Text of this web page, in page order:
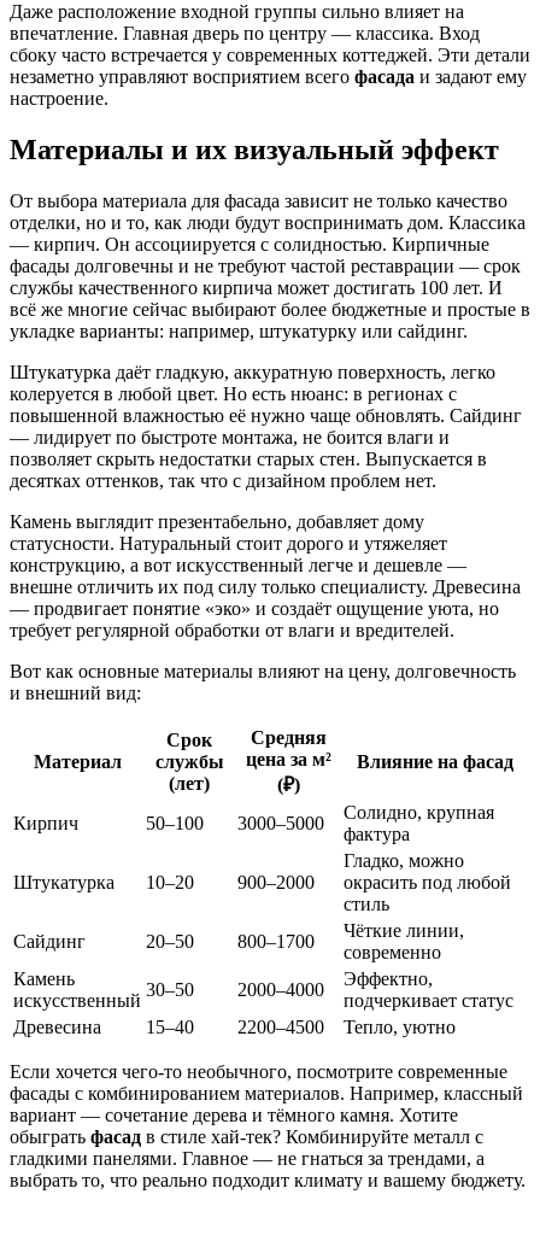
Даже расположение входной группы сильно влияет на
впечатление. Главная дверь по центру — классика. Вход
сбоку часто встречается у современных коттеджей. Эти детали
незаметно управляют восприятием всего фасада и задают ему
настроение.
Материалы и их визуальный эффект
От выбора материала для фасада зависит не только качество
отделки, но и то, как люди будут воспринимать дом. Классика
— кирпич. Он ассоциируется с солидностью. Кирпичные
фасады долговечны и не требуют частой реставрации — срок
службы качественного кирпича может достигать 100 лет. И
всё же многие сейчас выбирают более бюджетные и простые в
укладке варианты: например, штукатурку или сайдинг.
Штукатурка даёт гладкую, аккуратную поверхность, легко
колеруется в любой цвет. Но есть нюанс: в регионах с
повышенной влажностью её нужно чаще обновлять. Сайдинг
— лидирует по быстроте монтажа, не боится влаги и
позволяет скрыть недостатки старых стен. Выпускается в
десятках оттенков, так что с дизайном проблем нет.
Камень выглядит презентабельно, добавляет дому
статусности. Натуральный стоит дорого и утяжеляет
конструкцию, а вот искусственный легче и дешевле —
внешне отличить их под силу только специалисту. Древесина
— продвигает понятие «эко» и создаёт ощущение уюта, но
требует регулярной обработки от влаги и вредителей.
Вот как основные материалы влияют на цену, долговечность
и внешний вид:
Материал
Срок
службы
(лет)
Средняя
цена за м²
(₽)
Влияние на фасад
Кирпич 50–100 3000–5000
Солидно, крупная
фактура
Штукатурка 10–20 900–2000
Гладко, можно
окрасить под любой
стиль
Сайдинг
20–50 800–1700
Чёткие линии,
современно
Камень
искусственный
30–50 2000–4000
Эффектно,
подчеркивает статус
Древесина
15–40 2200–4500 Тепло, уютно
Если хочется чего-то необычного, посмотрите современные
фасады с комбинированием материалов. Например, классный
вариант — сочетание дерева и тёмного камня. Хотите
обыграть фасад в стиле хай-тек? Комбинируйте металл с
гладкими панелями. Главное — не гнаться за трендами, а
выбрать то, что реально подходит климату и вашему бюджету.